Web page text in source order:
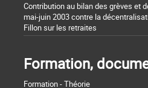
Contribution au bilan des grèves et
mai-juin 2003 contre la
Fillon sur les retraites
Formation,
Formation - Théorie